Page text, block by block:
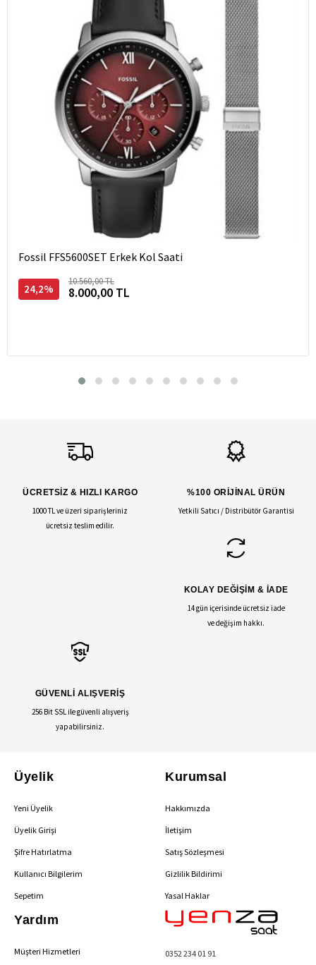
Fossil FFS5600SET Erkek Kol Saati
24,2%
10.560,00 TL
8.000,00 TL
ÜCRETSİZ & HIZLI KARGO
1000 TL ve üzeri siparişleriniz
ücretsiz teslim edilir.
%100 ORİJİNAL ÜRÜN
Yetkili Satıcı / Distribütör Garantisi
KOLAY DEĞİŞİM & İADE
14 gün içerisinde ücretsiz iade
ve değişim hakkı.
GÜVENLİ ALIŞVERİŞ
256 Bit SSL ile güvenli alışveriş
yapabilirsiniz.
Üyelik
Yeni Üyelik
Üyelik Girişi
Şifre Hatırlatma
Kullanıcı Bilgilerim
Sepetim
Kurumsal
Hakkımızda
İletişim
Satış Sözleşmesi
Gizlilik Bildirimi
Yasal Haklar
Yardım
Müşteri Hizmetleri 0352 234 01 91